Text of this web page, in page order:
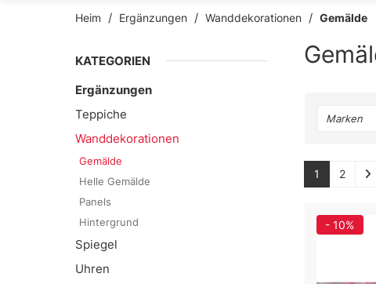
Heim Ergänzungen Wanddekorationen Gemälde
KATEGORIEN
Ergänzungen
Teppiche
Wanddekorationen
Gemälde
Helle Gemälde
Panels
Hintergrund
Spiegel
Uhren
Marken
1 2
- 10%